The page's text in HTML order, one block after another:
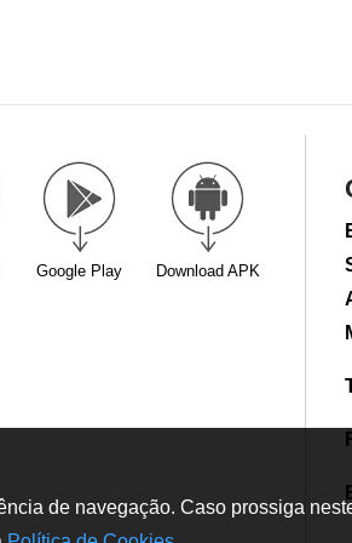
Google Play Download APK
de navegação. Caso prossiga